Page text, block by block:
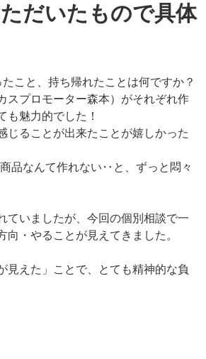
だいたもので具体
こと、 持ち帰れたことは何ですか？
スプロモーター森本）がそれぞれ作
も魅力的でした！
じることが出来たことが嬉しかった
品なんて作れない‥と、 ずっと悶々
ていましたが、 今回の個別相談で一
向・ やることが見えてきました。
えた」ことで、
とても精神的な負